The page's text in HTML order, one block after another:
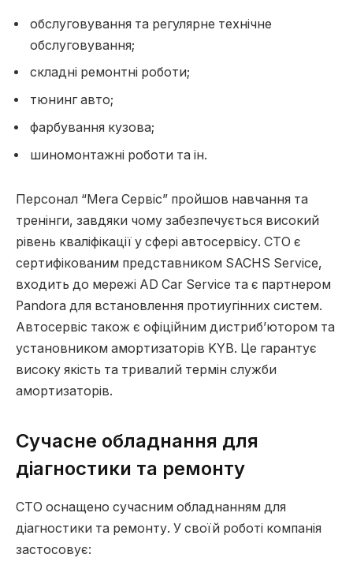
обслуговування та регулярне технічне
обслуговування;
складні ремонтні роботи;
тюнинг авто;
фарбування кузова;
шиномонтажні роботи та ін.
Персонал “Мега Сервіс” пройшов навчання та
тренінги, завдяки чому забезпечується високий
рівень кваліфікації у сфері автосервісу. СТО є
сертифікованим представником SACHS Service,
входить до мережі AD Car Service та є партнером
Pandora для встановлення протиугінних систем.
Автосервіс також є офіційним дистриб’ютором та
установником амортизаторів KYB. Це гарантує
високу якість та тривалий термін служби
амортизаторів.
Сучасне обладнання для
діагностики та ремонту
СТО оснащено сучасним обладнанням для
діагностики та ремонту. У своїй роботі компанія
застосовує: